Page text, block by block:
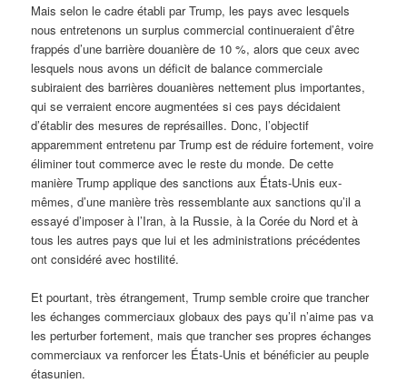
Mais selon le cadre établi par Trump, les pays avec lesquels
nous entretenons un surplus commercial continueraient d’être
frappés d’une barrière douanière de 10 %, alors que ceux avec
lesquels nous avons un déficit de balance commerciale
subiraient des barrières douanières nettement plus importantes,
qui se verraient encore augmentées si ces pays décidaient
d’établir des mesures de représailles. Donc, l’objectif
apparemment entretenu par Trump est de réduire fortement, voire
éliminer tout commerce avec le reste du monde. De cette
manière Trump applique des sanctions aux États-Unis eux-
mêmes, d’une manière très ressemblante aux sanctions qu’il a
essayé d’imposer à l’Iran, à la Russie, à la Corée du Nord et à
tous les autres pays que lui et les administrations précédentes
ont considéré avec hostilité.
Et pourtant, très étrangement, Trump semble croire que trancher
les échanges commerciaux globaux des pays qu’il n’aime pas va
les perturber fortement, mais que trancher ses propres échanges
commerciaux va renforcer les États-Unis et bénéficier au peuple
étasunien.